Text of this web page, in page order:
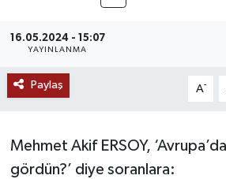
16.05.2024 - 15:07
YAYINLANMA
Paylaş A-
Mehmet Akif ERSOY,
gördün?’ diye soranlara:
SAĞLIK